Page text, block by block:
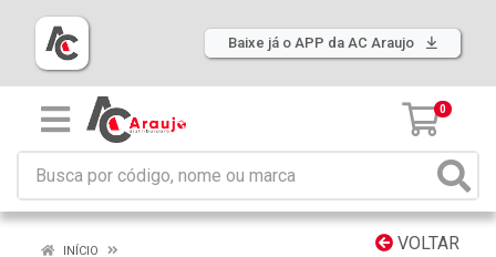
Baixe já o APP da AC Araujo
0
VOLTAR
INÍCIO